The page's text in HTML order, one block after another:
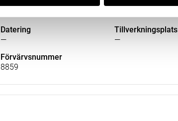
Datering
—
Tillverkningsplats
—
Förvärvsnummer
8859